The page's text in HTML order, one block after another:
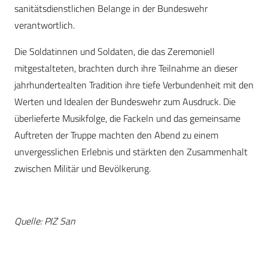
sanitätsdienstlichen Belange in der Bundeswehr
verantwortlich.
Die Soldatinnen und Soldaten, die das Zeremoniell
mitgestalteten, brachten durch ihre Teilnahme an dieser
jahrhundertealten Tradition ihre tiefe Verbundenheit mit den
Werten und Idealen der Bundeswehr zum Ausdruck. Die
überlieferte Musikfolge, die Fackeln und das gemeinsame
Auftreten der Truppe machten den Abend zu einem
unvergesslichen Erlebnis und stärkten den Zusammenhalt
zwischen Militär und Bevölkerung.
Quelle: PIZ San